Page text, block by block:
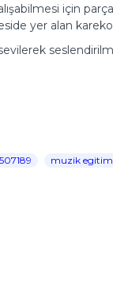
için
yer alan
muzik